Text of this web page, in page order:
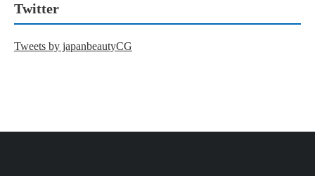
Twitter
Tweets by japanbeautyCG